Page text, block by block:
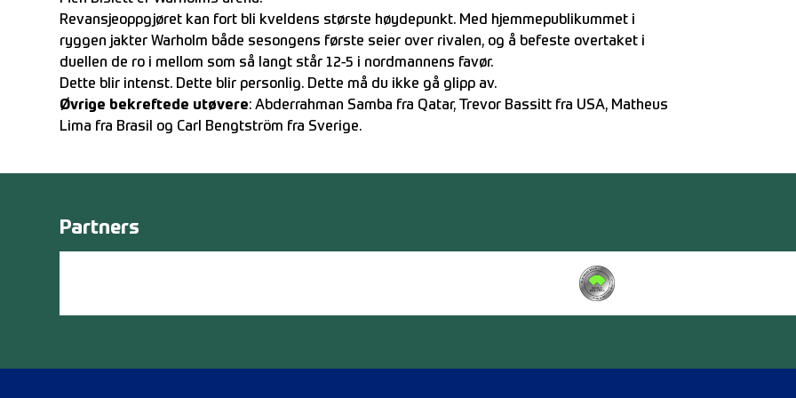
Revansjeoppgjøret kan fort bli kveldens største høydepunkt. Med hjemmepublikummet i
ryggen jakter Warholm både sesongens første seier over rivalen, og å befeste overtaket i
duellen de ro i mellom som så langt står 12-5 i nordmannens favør.
Dette blir intenst. Dette blir personlig. Dette må du ikke gå glipp av.
Øvrige bekreftede utøvere: Abderrahman Samba fra Qatar, Trevor Bassitt fra USA, Matheus
Lima fra Brasil og Carl Bengtström fra Sverige.
Partners